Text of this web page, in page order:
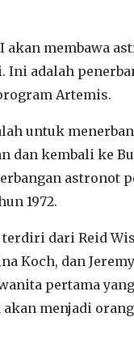
akan membawa
Ini adalah
Artemis.
untuk
dan kembali ke
astronot
1972.
dari Reid
Koch, dan
pertama
menjadi